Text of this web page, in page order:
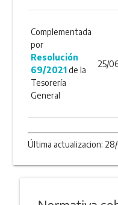
Complementada
por
Resolución
69/2021de la
Tesorería
General
25/
Última actualizacion: